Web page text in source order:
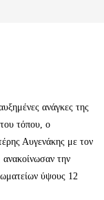
ανάγκες της
του τόπου, ο
Αυγενάκης με τον
την
ύψους 12